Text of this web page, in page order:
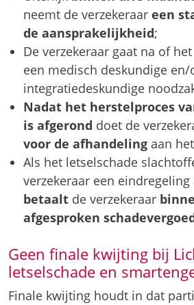
neemt de verzekeraar een
de aansprakelijkheid;
De verzekeraar gaat na of
een medisch deskundige en/
integratiedeskundige
Nadat het herstelproces
is afgerond doet de
voor de afhandelingaan
Als het letselschade
verzekeraar een eindregeling
betaalt de verzekeraar
afgesproken
Geen finale kwijting bij
letselschade en
Finale kwijting houdt in dat